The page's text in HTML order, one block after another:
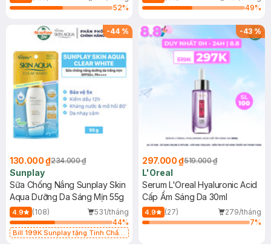
52%
49%
-44 %
130.000 ₫234.000 ₫
Sunplay
Sữa Chống Nắng Sunplay Skin
Aqua Dưỡng Da Sáng Mịn 55g
4.9 (108)
531/tháng
44%
Bill 199K Sunplay tặng Tinh Chất
-43%
297.000 ₫519.000 ₫
L'Oreal
Serum L'Oreal Hyaluronic Acid
Cấp Ẩm Sáng Da 30ml
4.9 (27)
279/tháng
7%